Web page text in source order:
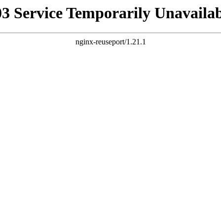
Service Temporarily
nginx-reuseport/1.21.1